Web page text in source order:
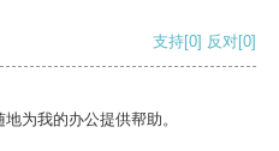
支持[0] 反对[0]
为我的办公提供帮助。